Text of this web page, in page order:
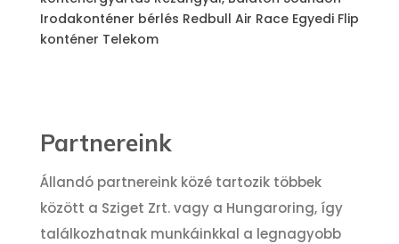
Irodakonténer bérlés Redbull Air Race Egyedi Flip
konténer Telekom
Partnereink
Állandó partnereink közé tartozik többek
között a Sziget Zrt. vagy a Hungaroring, így
találkozhatnak munkáinkkal a legnagyobb